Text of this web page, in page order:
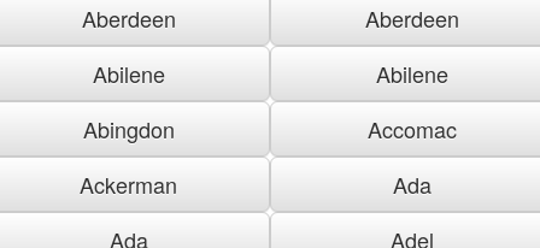
Aberdeen
Aberdeen
Abilene
Abilene
Abingdon
Accomac
Ackerman
Ada
Ada
Adel